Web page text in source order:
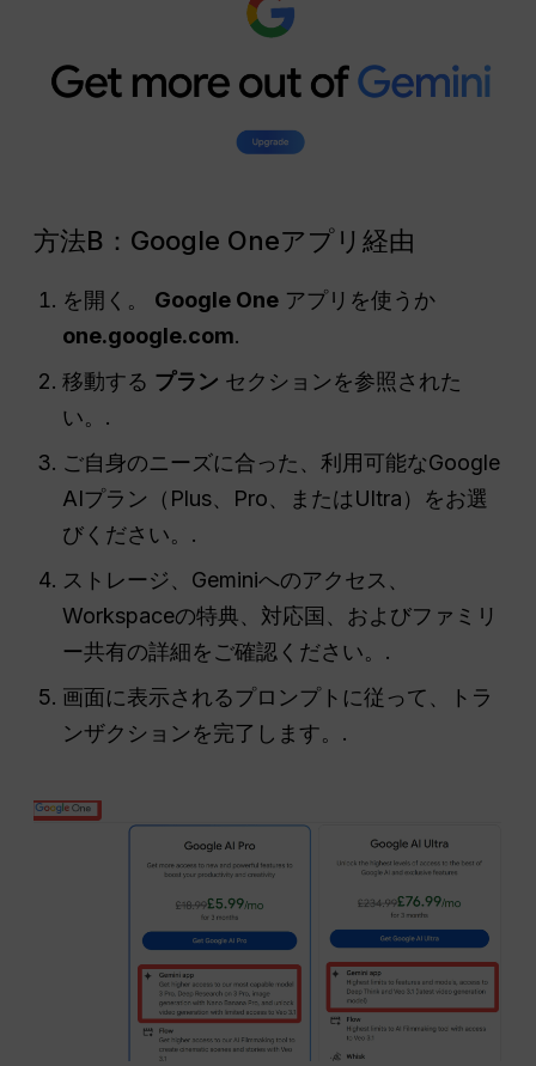
方法B：Google Oneアプリ経由
を開く。 Google One アプリを使うか
one.google.com.
移動する プラン セクションを参照された
い。.
ご自身のニーズに合った、利用可能なGoogle
AIプラン（Plus、Pro、またはUltra）をお選
びください。.
ストレージ、Geminiへのアクセス、
Workspaceの特典、対応国、およびファミリ
ー共有の詳細をご確認ください。.
画面に表示されるプロンプトに従って、トラ
ンザクションを完了します。.